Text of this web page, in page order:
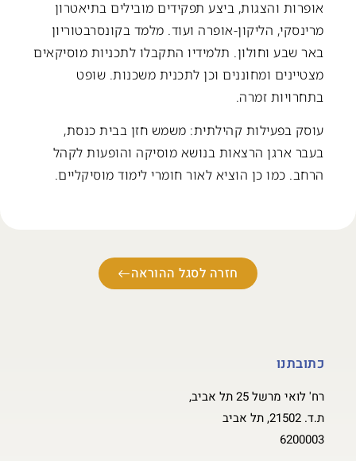
אופרות והצגות, ביצע תפקידים מובילים בתיאטרון
מרינסקי, הליקון-אופרה ועוד. מלמד בקונסרבטוריון
באר שבע וחולון. תלמידיו התקבלו לתכניות מוסיקאים
מצטיינים ומחוננים וכן לתכנית משכנות. שופט
בתחרויות זמרה.
עוסק בפעילות קהילתית: משמש חזן בבית כנסת,
בעבר ארגן הרצאות בנושא מוסיקה והופעות לקהל
הרחב. כמו כן הוציא לאור חומרי לימוד מוסיקליים.
חזרה לסגל ההוראה
כתובתנו
רח' לואי מרשל 25 תל אביב,
ת.ד. 21502, תל אביב
6200003